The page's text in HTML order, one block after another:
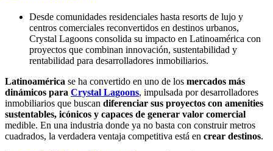
Desde comunidades residenciales hasta resorts de lujo y
centros comerciales reconvertidos en destinos urbanos,
Crystal Lagoons consolida su impacto en Latinoamérica con
proyectos que combinan innovación, sustentabilidad y
rentabilidad para desarrolladores inmobiliarios.
Latinoamérica se ha convertido en uno de los mercados más
dinámicos para Crystal Lagoons, impulsada por desarrolladores
inmobiliarios que buscan diferenciar sus proyectos con amenities
sustentables, icónicos y capaces de generar valor comercial
medible. En una industria donde ya no basta con construir metros
cuadrados, la verdadera ventaja competitiva está en crear destinos.